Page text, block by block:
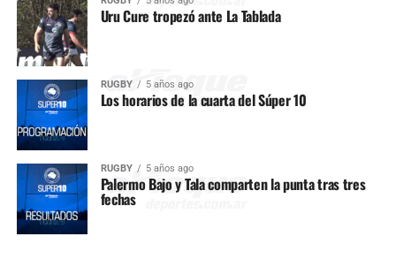
Uru Cure tropezó ante La Tablada
RUGBY 5 años ago
Los horarios de la cuarta del Súper 10
RUGBY 5 años ago
Palermo Bajo y Tala comparten la punta tras tres
fechas